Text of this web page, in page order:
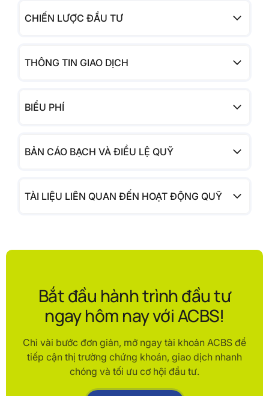
CHIẾN LƯỢC ĐẦU TƯ
THÔNG TIN GIAO DỊCH
BIỂU PHÍ
BẢN CÁO BẠCH VÀ ĐIỀU LỆ QUỸ
TÀI LIỆU LIÊN QUAN ĐẾN HOẠT ĐỘNG QUỸ
Bắt đầu hành trình đầu tư
ngay hôm nay với ACBS!
Chỉ vài bước đơn giản, mở ngay tài khoản ACBS để
tiếp cận thị trường chứng khoán, giao dịch nhanh
chóng và tối ưu cơ hội đầu tư.